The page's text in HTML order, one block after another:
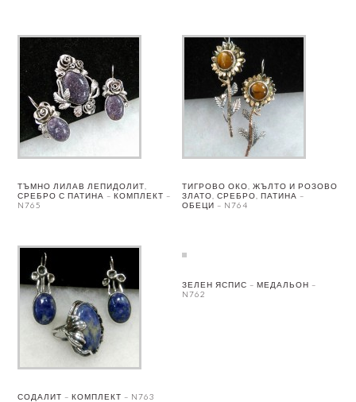
ТЪМНО ЛИЛАВ ЛЕПИДОЛИТ,
СРЕБРО С ПАТИНА – КОМПЛЕКТ –
N765
ТИГРОВО ОКО, ЖЪЛТО И РОЗОВО
ЗЛАТО, СРЕБРО, ПАТИНА –
ОБЕЦИ – N764
СОДАЛИТ – КОМПЛЕКТ – N763
ЗЕЛЕН ЯСПИС – МЕДАЛЬОН –
N762